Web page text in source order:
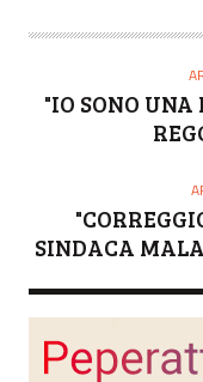
T
"IO SONO
SINDACA